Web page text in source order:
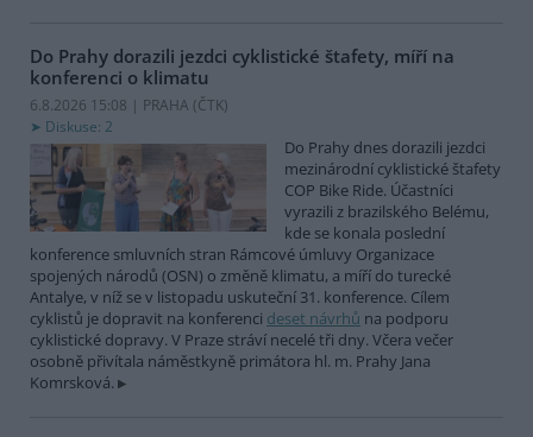
Do Prahy dorazili jezdci cyklistické štafety, míří na
konferenci o klimatu
6.8.2026 15:08 | PRAHA (ČTK)
Diskuse: 2
Do Prahy dnes dorazili jezdci
mezinárodní cyklistické štafety
COP Bike Ride. Účastníci
vyrazili z brazilského Belému,
kde se konala poslední
konference smluvních stran Rámcové úmluvy Organizace
spojených národů (OSN) o změně klimatu, a míří do turecké
Antalye, v níž se v listopadu uskuteční 31. konference. Cílem
cyklistů je dopravit na konferenci deset návrhů na podporu
cyklistické dopravy. V Praze stráví necelé tři dny. Včera večer
osobně přivítala náměstkyně primátora hl. m. Prahy Jana
Komrsková.